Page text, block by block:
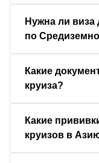
Нужна ли виза
по
Какие
круиза?
Какие
круизов в